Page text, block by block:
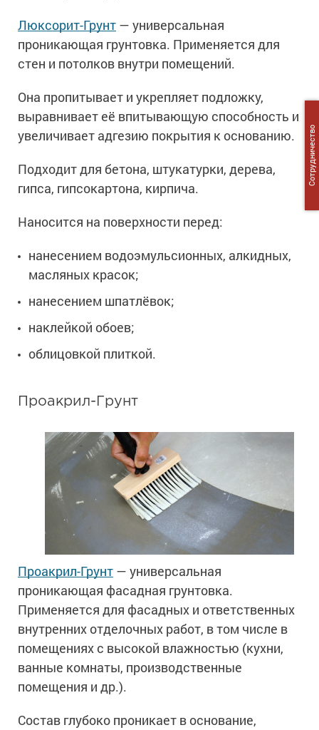
Люксорит-Грунт — универсальная
проникающая грунтовка. Применяется для
стен и потолков внутри помещений.
Она пропитывает и укрепляет подложку,
выравнивает её впитывающую способность и
увеличивает адгезию покрытия к основанию.
Подходит для бетона, штукатурки, дерева,
гипса, гипсокартона, кирпича.
Наносится на поверхности перед:
нанесением водоэмульсионных, алкидных,
масляных красок;
нанесением шпатлёвок;
наклейкой обоев;
облицовкой плиткой.
Проакрил-Грунт
Проакрил-Грунт — универсальная
проникающая фасадная грунтовка.
Применяется для фасадных и ответственных
внутренних отделочных работ, в том числе в
помещениях с высокой влажностью (кухни,
ванные комнаты, производственные
помещения и др.).
Состав глубоко проникает в основание,
Сотрудничество